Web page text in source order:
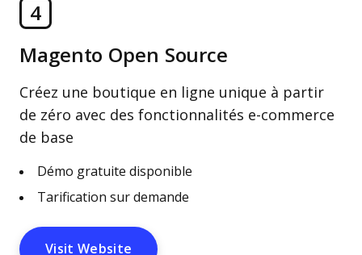
4
Magento Open Source
Créez une boutique en ligne unique à partir
de zéro avec des fonctionnalités e-commerce
de base
Démo gratuite disponible
Tarification sur demande
Visit Website